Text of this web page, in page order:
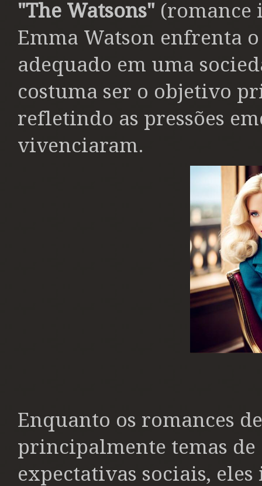
"The Watsons" (romance
Emma Watson enfrenta
adequado em uma
costuma ser o objetivo
refletindo as pressões
vivenciaram.
Enquanto os romances
principalmente temas de
expectativas sociais,